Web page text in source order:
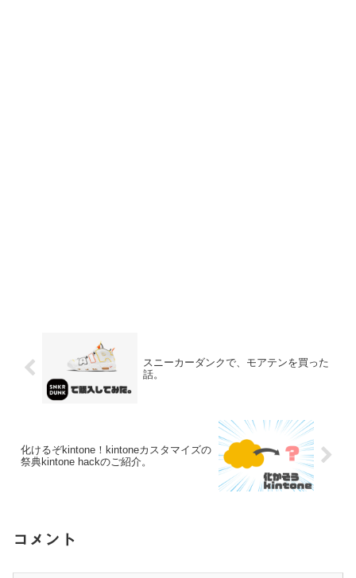
スニーカーダンクで、モアテンを買った
話。
化けるぞkintone！kintoneカスタマイズの
祭典kintone hackのご紹介。
コメント